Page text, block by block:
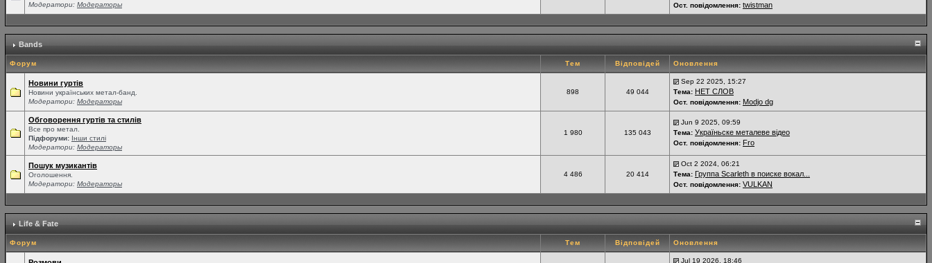
Модератори: Модераторы Ост. повідомлення: twistman
Bands
Форум Тем Відповідей Оновлення
Новини гуртів
Новини українських метал-банд.
Модератори: Модераторы
898 49 044
Sep 22 2025, 15:27
Тема: НЕТ СЛОВ
Ост. повідомлення: Modjo dg
Обговорення гуртів та стилів
Все про метал.
Підфоруми: Інши стилі
Модератори: Модераторы
1 980 135 043
Jun 9 2025, 09:59
Тема: Україньске металеве відео
Ост. повідомлення: Fro
Пошук музикантів
Оголошення.
Модератори: Модераторы
4 486 20 414
Oct 2 2024, 06:21
Тема: Группа Scarleth в поиске вокал...
Ост. повідомлення: VULKAN
Life & Fate
Форум Тем Відповідей Оновлення
Jul 19 2026, 18:46